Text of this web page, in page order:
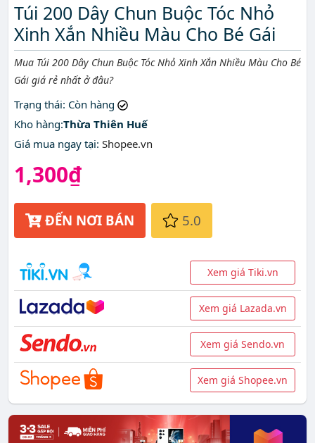
Túi 200 Dây Chun Buộc Tóc Nhỏ
Xinh Xắn Nhiều Màu Cho Bé Gái
Mô tả ngắn
Mua Túi 200 Dây Chun Buộc Tóc Nhỏ Xinh Xắn Nhiều Màu Cho Bé
Gái giá rẻ nhất ở đâu?
Trạng thái: Còn hàng
Kho hàng:Thừa Thiên Huế
Giá mua ngay tại: Shopee.vn
1,300₫
ĐẾN NƠI BÁN 5.0
Xem giá Tiki.vn
Xem giá Lazada.vn
Xem giá Sendo.vn
Xem giá Shopee.vn